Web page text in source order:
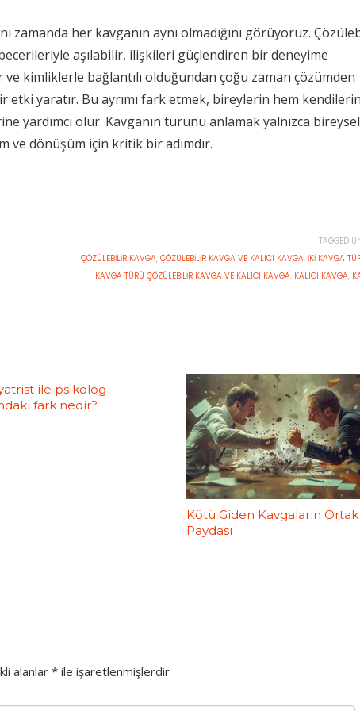
zamanda her kavganın aynı olmadığını görüyoruz.
aşılabilir, ilişkileri güçlendiren bir deneyime
kimliklerle bağlantılı olduğundan çoğu zaman çözümden
etki yaratır. Bu ayrımı fark etmek, bireylerin hem
yardımcı olur. Kavganın türünü anlamak yalnızca bireysel
ve dönüşüm için kritik bir adımdır.
TAGGED
ÇÖZÜLEBILIR KAVGA, ÇÖZÜLEBILIR KAVGA VE KALICI KAVGA, İKI KAVGA
KAVGA TÜRÜ ÇÖZÜLEBILIR KAVGA VE KALICI KAVGA, KALICI KAVGA,
ile psikolog
fark nedir?
Kötü Giden Kavgaların Ortak
Paydası
alanlar* ile işaretlenmişlerdir